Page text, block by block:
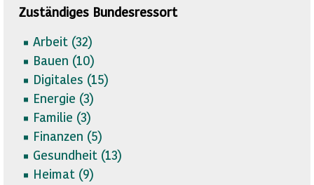
Zuständiges Bundesressort
Arbeit (32)
Bauen (10)
Digitales (15)
Energie (3)
Familie (3)
Finanzen (5)
Gesundheit (13)
Heimat (9)